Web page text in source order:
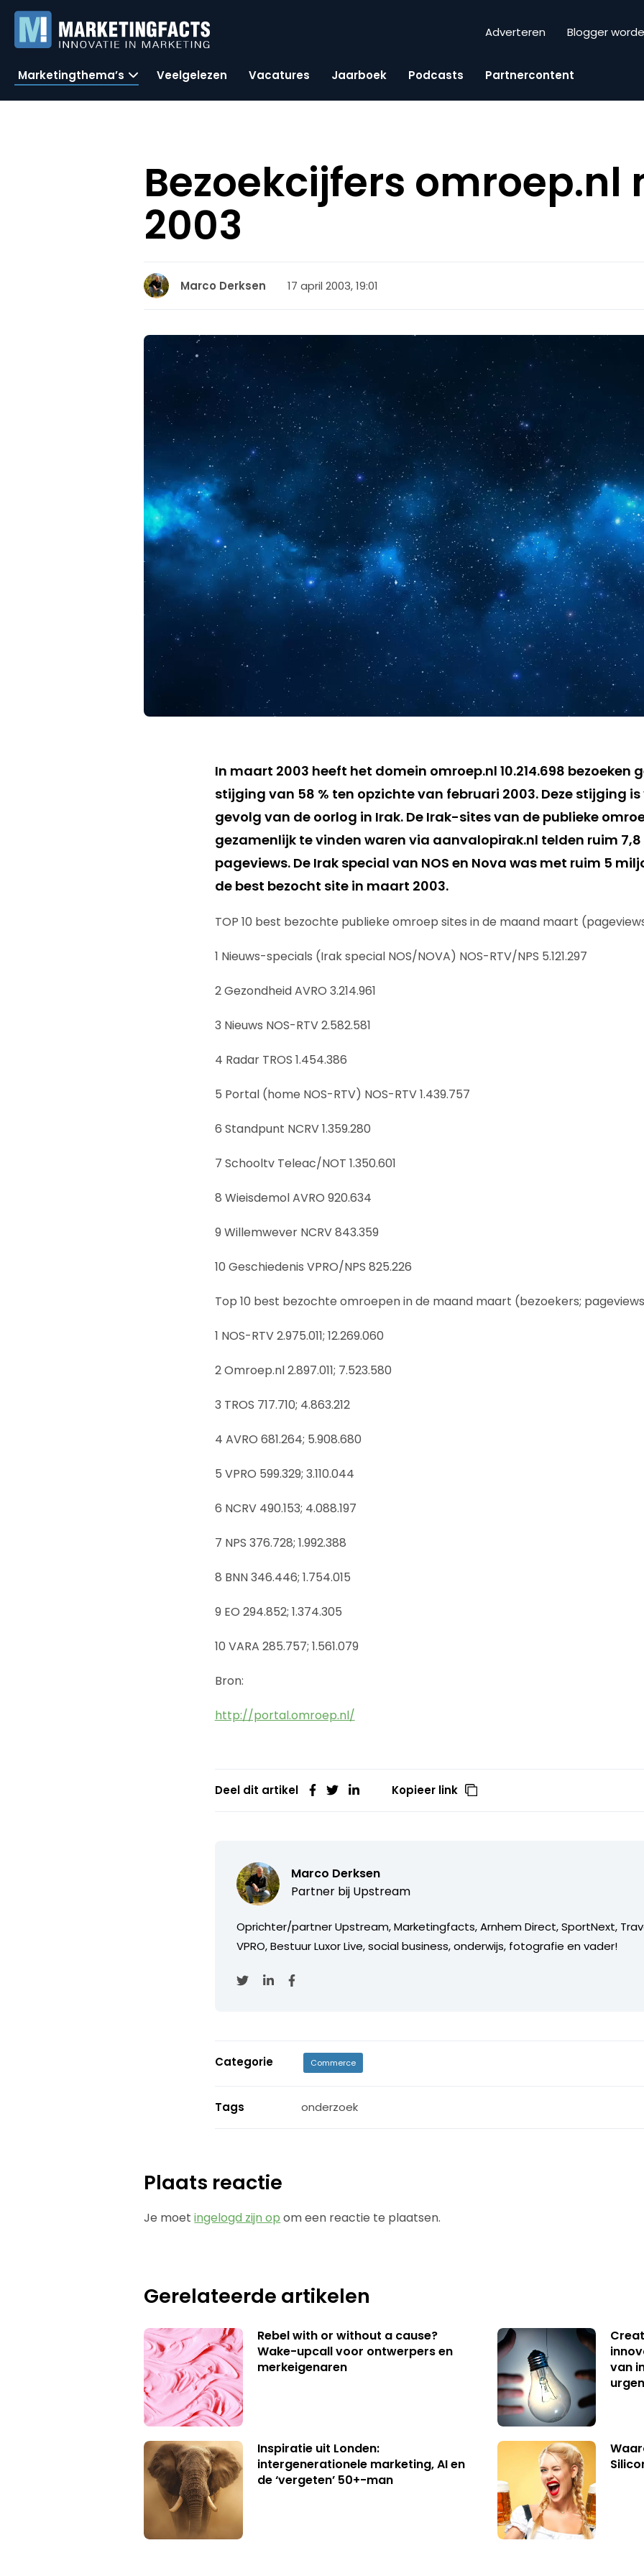
Adverteren Blogger
Marketingthema’s Veelgelezen Vacatures Jaarboek Podcasts Partnercontent
Bezoekcijfers omroep.nl
2003
Marco Derksen 17 april 2003, 19:01
In maart 2003 heeft het domein omroep.nl 10.214.698 bezoeken
stijging van 58 % ten opzichte van februari 2003. Deze stijging
gevolg van de oorlog in Irak. De Irak-sites van de publieke
gezamenlijk te vinden waren via aanvalopirak.nl telden ruim
pageviews. De Irak special van NOS en Nova was met ruim 5
de best bezocht site in maart 2003.
TOP 10 best bezochte publieke omroep sites in de maand maart
1 Nieuws-specials (Irak special NOS/NOVA) NOS-RTV/NPS 5.121.297
2 Gezondheid AVRO 3.214.961
3 Nieuws NOS-RTV 2.582.581
4 Radar TROS 1.454.386
5 Portal (home NOS-RTV) NOS-RTV 1.439.757
6 Standpunt NCRV 1.359.280
7 Schooltv Teleac/NOT 1.350.601
8 Wieisdemol AVRO 920.634
9 Willemwever NCRV 843.359
10 Geschiedenis VPRO/NPS 825.226
Top 10 best bezochte omroepen in de maand maart (bezoekers;
1 NOS-RTV 2.975.011; 12.269.060
2 Omroep.nl 2.897.011; 7.523.580
3 TROS 717.710; 4.863.212
4 AVRO 681.264; 5.908.680
5 VPRO 599.329; 3.110.044
6 NCRV 490.153; 4.088.197
7 NPS 376.728; 1.992.388
8 BNN 346.446; 1.754.015
9 EO 294.852; 1.374.305
10 VARA 285.757; 1.561.079
Bron:
http://portal.omroep.nl/
Deel dit artikel Kopieer link
Marco Derksen
Partner bij Upstream
Oprichter/partner Upstream, Marketingfacts, Arnhem Direct, SportNext,
VPRO, Bestuur Luxor Live, social business, onderwijs, fotografie en vader!
Categorie Commerce
Tags onderzoek
Plaats reactie
Je moetingelogd zijn op om een reactie te plaatsen.
Gerelateerde artikelen
Rebel with or without a cause?
Wake-upcall voor ontwerpers en
merkeigenaren
van
Inspiratie uit Londen:
intergenerationele marketing, AI en
de ‘vergeten’ 50+-man